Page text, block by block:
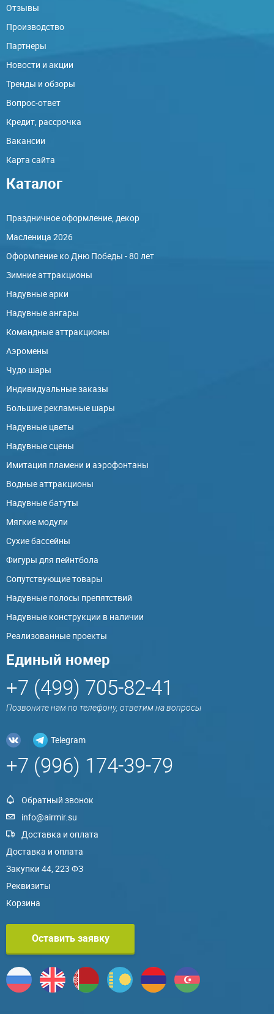
Отзывы
Производство
Партнеры
Новости и акции
Тренды и обзоры
Вопрос-ответ
Кредит, рассрочка
Вакансии
Карта сайта
Каталог
Праздничное оформление, декор
Масленица 2026
Оформление ко Дню Победы - 80 лет
Зимние аттракционы
Надувные арки
Надувные ангары
Командные аттракционы
Аэромены
Чудо шары
Индивидуальные заказы
Большие рекламные шары
Надувные цветы
Надувные сцены
Имитация пламени и аэрофонтаны
Водные аттракционы
Надувные батуты
Мягкие модули
Сухие бассейны
Фигуры для пейнтбола
Сопутствующие товары
Надувные полосы препятствий
Надувные конструкции в наличии
Реализованные проекты
Единый номер
+7 (499) 705-82-41
Позвоните нам по телефону, ответим на вопросы
Telegram
+7 (996) 174-39-79
Обратный звонок
info@airmir.su
Доставка и оплата
Доставка и оплата
Закупки 44, 223 ФЗ
Реквизиты
Корзина
Оставить заявку